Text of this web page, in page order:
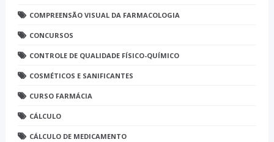
COMPREENSÃO VISUAL DA FARMACOLOGIA
CONCURSOS
CONTROLE DE QUALIDADE FÍSICO-QUÍMICO
COSMÉTICOS E SANIFICANTES
CURSO FARMÁCIA
CÁLCULO
CÁLCULO DE MEDICAMENTO